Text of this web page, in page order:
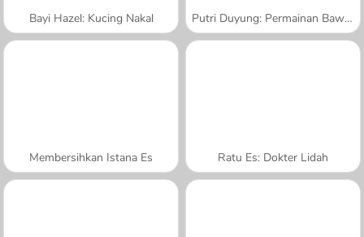
Bayi Hazel: Kucing Nakal Putri Duyung: Permainan Bawah Air
Membersihkan Istana Es Ratu Es: Dokter Lidah